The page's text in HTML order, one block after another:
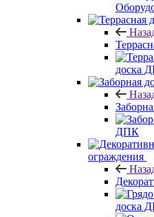
доска
ДПК
ограждения
доска